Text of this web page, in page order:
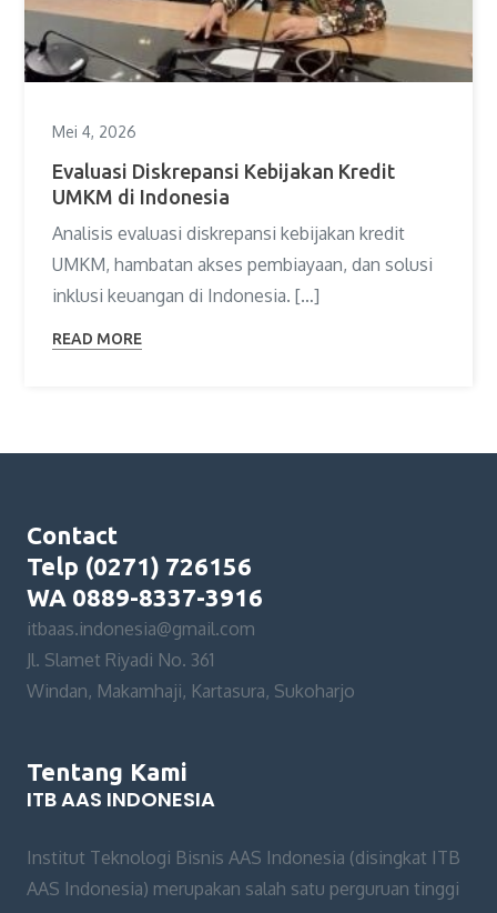
Mei 4, 2026
Evaluasi Diskrepansi Kebijakan Kredit
UMKM di Indonesia
Analisis evaluasi diskrepansi kebijakan kredit
UMKM, hambatan akses pembiayaan, dan solusi
inklusi keuangan di Indonesia. […]
READ MORE
Contact
Telp (0271) 726156
WA 0889-8337-3916
itbaas.indonesia@gmail.com
Jl. Slamet Riyadi No. 361
Windan, Makamhaji, Kartasura, Sukoharjo
Tentang Kami
ITB AAS INDONESIA
Institut Teknologi Bisnis AAS Indonesia (disingkat ITB
AAS Indonesia) merupakan salah satu perguruan tinggi